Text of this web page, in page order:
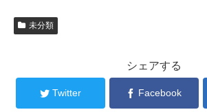
未分類
シェアする
Twitter Facebook